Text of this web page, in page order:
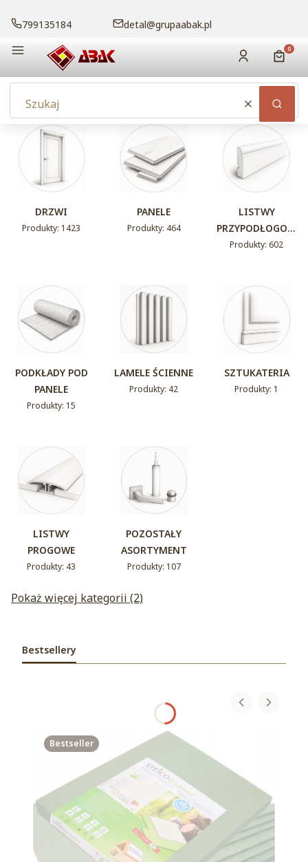
799135184 detal@grupaabak.pl
Menu Zaloguj się
Wyczyść
DRZWI
Produkty: 1423
PANELE
Produkty: 464
LISTWY
PRZYPODŁOGOW
E
Produkty: 602
PODKŁADY POD
PANELE
Produkty: 15
LAMELE ŚCIENNE
Produkty: 42
SZTUKATERIA
Produkty: 1
LISTWY
PROGOWE
Produkty: 43
POZOSTAŁY
ASORTYMENT
Produkty: 107
Pokaż więcej kategorii (2)
Bestsellery
Bestseller